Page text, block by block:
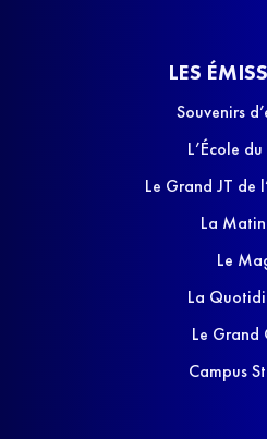
LES
Souvenirs
L’École
Le Grand JT de
La
Le
La
Le Grand
Campus